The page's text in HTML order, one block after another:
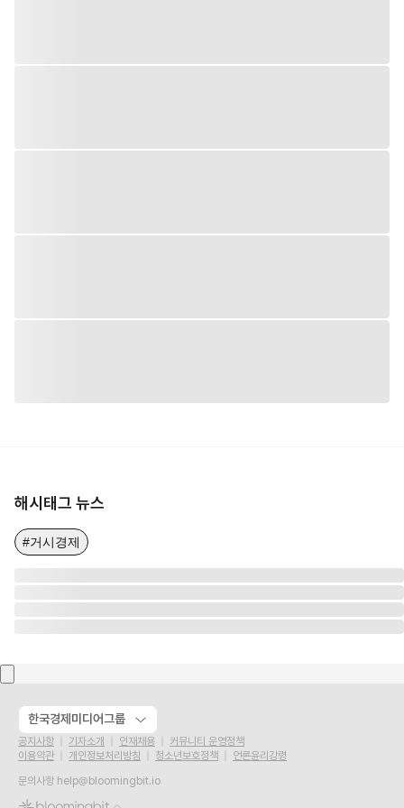
해시태그 뉴스
#거시경제
한국경제미디어그룹
공지사항 기자소개 인재채용
커뮤니티 운영정책
이용약관
개인정보처리방침 청소년보호정책
언론윤리강령
문의사항 help@bloomingbit.io